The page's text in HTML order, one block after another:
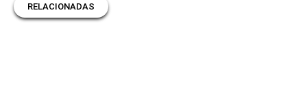
RELACIONADAS